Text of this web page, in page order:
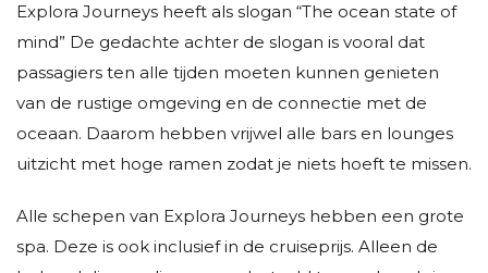
Explora Journeys heeft als slogan “The ocean state of
mind” De gedachte achter de slogan is vooral dat
passagiers ten alle tijden moeten kunnen genieten
van de rustige omgeving en de connectie met de
oceaan. Daarom hebben vrijwel alle bars en lounges
uitzicht met hoge ramen zodat je niets hoeft te missen.
Alle schepen van Explora Journeys hebben een grote
spa. Deze is ook inclusief in de cruiseprijs. Alleen de